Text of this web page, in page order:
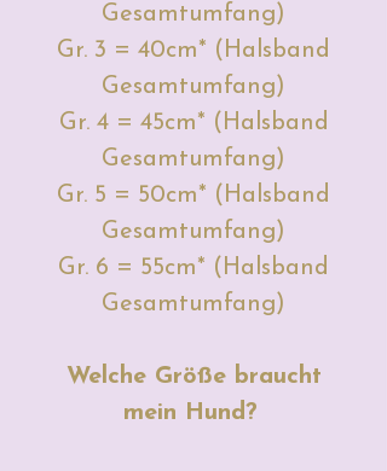
Gesamtumfang)
Gr. 3 = 40cm* (Halsband
Gesamtumfang)
Gr. 4 = 45cm* (Halsband
Gesamtumfang)
Gr. 5 = 50cm* (Halsband
Gesamtumfang)
Gr. 6 = 55cm* (Halsband
Gesamtumfang)
Welche Größe braucht
mein Hund?